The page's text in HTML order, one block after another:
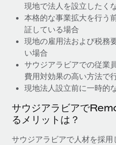
Remoteの製品アップデー
よびContractor
プラス）
Remoteの使命は、世界のどこに
業務に最適な人材を採用し、管理
ることです。この数週間で、新し
スしました。...
詳細を見る
給与詐欺：種類、事例、ビジ
現地で法人を設立したく
本格的な事業拡大を行う
証している場合
現地の雇用法および税務
い場合
サウジアラビアでの従業
費用対効果の高い方法で
現地法人設立前に一時的
サウジアラビアで
るメリットは？
サウジアラビアで人材を採